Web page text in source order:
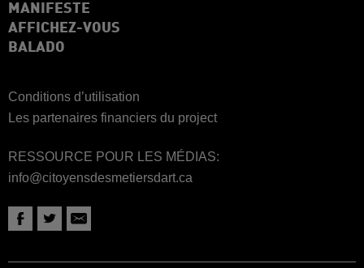
MANIFESTE
AFFICHEZ-VOUS
BALADO
Conditions d’utilisation
Les partenaires financiers du project
RESSOURCE POUR LES MÉDIAS:
info@citoyensdesmetiersdart.ca